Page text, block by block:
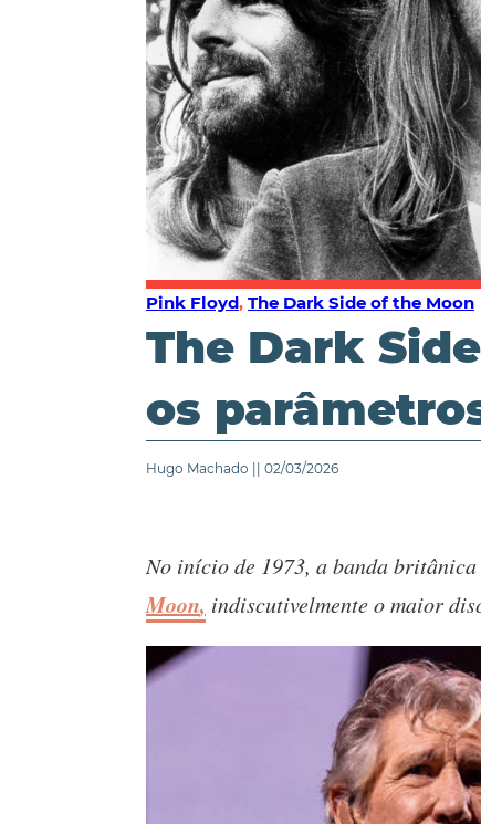
Pink Floyd, The Dark Side of the Moon
The Dark
os
Hugo Machado || 02/03/2026
No início de 1973, a banda
Moon, indiscutivelmente o maior